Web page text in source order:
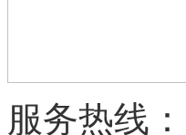
服务热线：